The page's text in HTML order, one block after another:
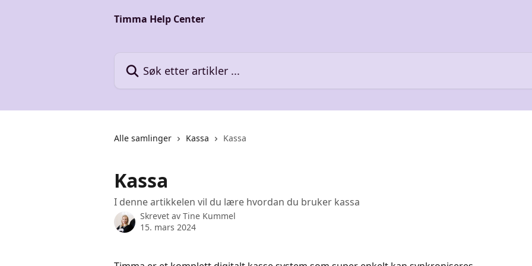
Timma Help Center
Alle samlinger Kassa Kassa
Kassa
I denne artikkelen vil du lære hvordan du bruker kassa
Skrevet av Tine Kummel
15. mars 2024